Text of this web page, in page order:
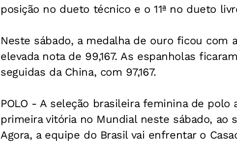
posição no dueto técnico e o 11ª no dueto
Neste sábado, a medalha de ouro ficou com
elevada nota de 99,167. As espanholas
seguidas da China, com 97,167.
POLO - A seleção brasileira feminina de polo
primeira vitória no Mundial neste sábado, ao
Agora, a equipe do Brasil vai enfrentar o